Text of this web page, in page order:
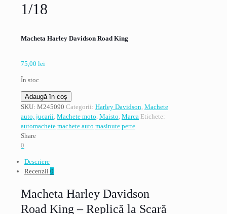
1/18
Macheta Harley Davidson Road King
75,00 lei
În stoc
Cantitate
Macheta
Harley
Davidson
Road
King,
inchis,
Maisto,
Adaugă în coș
SKU: M245090 Categorii: Harley Davidson Machete
auto, jucarii Machete moto Maisto Marca Etichete:
automachete machete auto masinute perte
Share
0
Descriere
Recenzii 0
Macheta Harley Davidson
Road King – Replică la Scară